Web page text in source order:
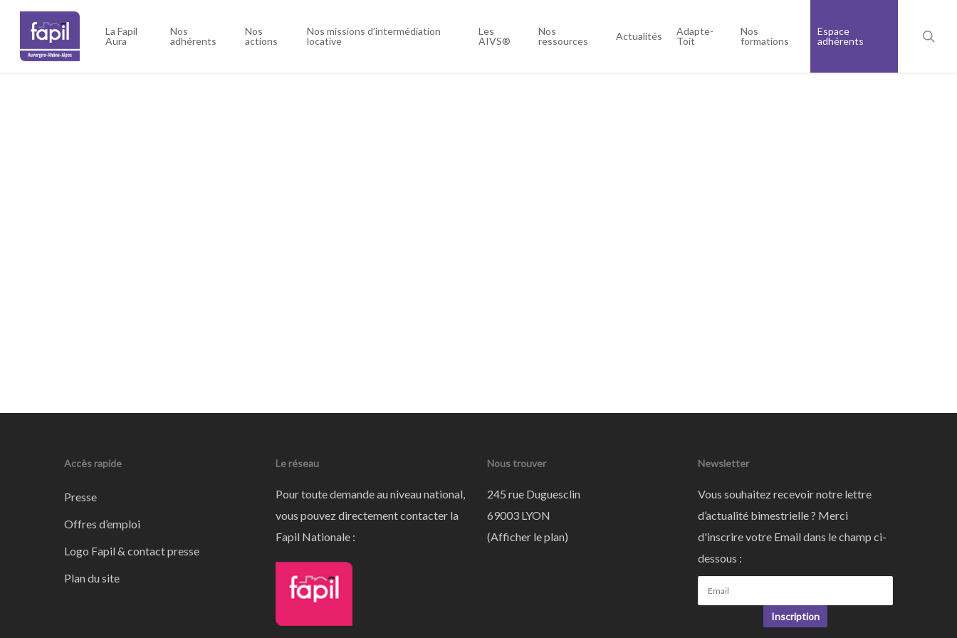
Skip
main
La Fapil
Aura
Nos
adhérents
Nos
actions
Nos missions d’intermédiation
locative
Les
AIVS®
Nos
ressources
Actualités
Adapte-
Toit
Nos
formations
Espace
adhérents
Accès rapide
Presse
Offres d’emploi
Logo Fapil & contact presse
Plan du site
Le réseau
Pour toute demande au niveau national,
vous pouvez directement contacter la
Fapil Nationale :
Nous trouver
245 rue Duguesclin
69003 LYON
(Afficher le plan)
Newsletter
Vous souhaitez recevoir notre lettre
d’actualité bimestrielle ? Merci
d'inscrire votre Email dans le champ ci-
dessous :
Inscription